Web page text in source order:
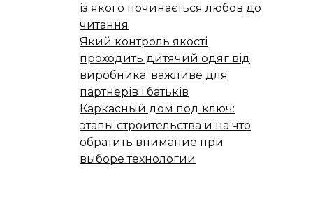
із якого починається любов до
читання
Який контроль якості
проходить дитячий одяг від
виробника: важливе для
партнерів і батьків
Каркасный дом под ключ:
этапы строительства и на что
обратить внимание при
выборе технологии